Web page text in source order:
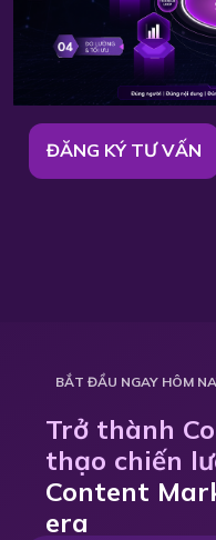
ĐĂNG KÝ TƯ VẤN
BẮT ĐẦU NGAY HÔM
Trở thành
thạo chiến
Content
era